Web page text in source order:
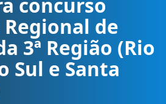
concurso
de
3ª Região (Rio
Sul e Santa